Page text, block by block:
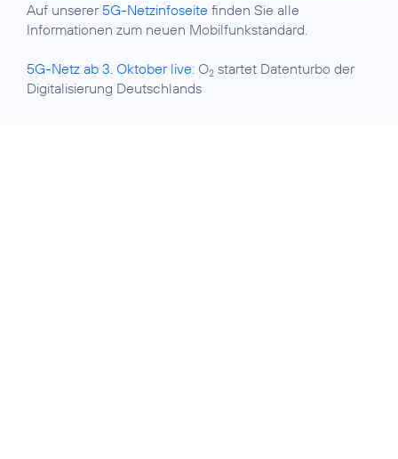
Auf unserer 5G-Netzinfoseite finden Sie alle
Informationen zum neuen Mobilfunkstandard.
5G-Netz ab 3. Oktober live: O2 startet Datenturbo der
Digitalisierung Deutschlands